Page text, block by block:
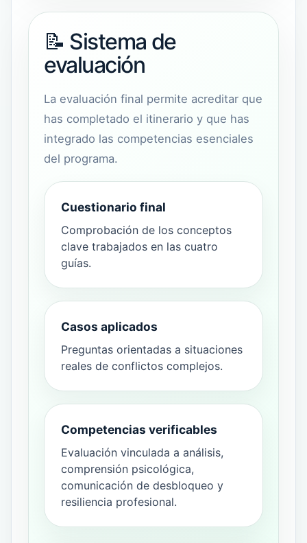
📝 Sistema de
evaluación
La evaluación final permite acreditar que
has completado el itinerario y que has
integrado las competencias esenciales
del programa.
Cuestionario final
Comprobación de los conceptos
clave trabajados en las cuatro
guías.
Casos aplicados
Preguntas orientadas a situaciones
reales de conflictos complejos.
Competencias verificables
Evaluación vinculada a análisis,
comprensión psicológica,
comunicación de desbloqueo y
resiliencia profesional.